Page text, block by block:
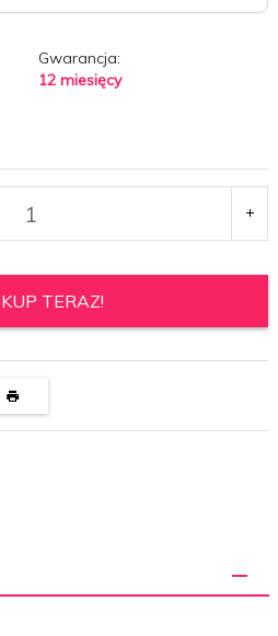
Gwarancja:
12 miesięcy
KUP TERAZ!